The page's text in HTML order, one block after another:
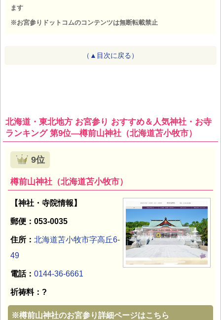
ます
※お宮参りドットコムのコンテンツは無断転載禁止
（▲目次に戻る）
北海道・東北地方 お宮参り おすすめ＆人気神社・お寺
ランキング 第9位―樽前山神社（北海道苫小牧市）
9位
樽前山神社（北海道苫小牧市）
【神社・寺院情報】
郵便：053-0035
住所： 北海道苫小牧市字高丘6-
49
電話： 0144-36-6661
祈祷料：?
※樽前山神社のお宮参り詳細ページはこちら